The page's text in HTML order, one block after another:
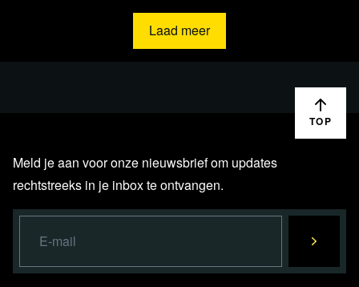
Is Bitcoin's toekomst in gevaar? ECB
onderzoekt strenge regulering
Bitcoin op recordhoogte 3
HLN -Trump breidt ‘dreamteam’ uit en benoemt Elon
Musk tot hoofd “ministerie voor overheidsefficiëntie":
“Dit zal schokgolven sturen door het systeem”
Nu.nl -Blokker vraagt faillissement aan, winkels blijven
voorlopig open
Laad meer
TOP
Meld je aan voor onze nieuwsbrief om updates
rechtstreeks in je inbox te ontvangen.